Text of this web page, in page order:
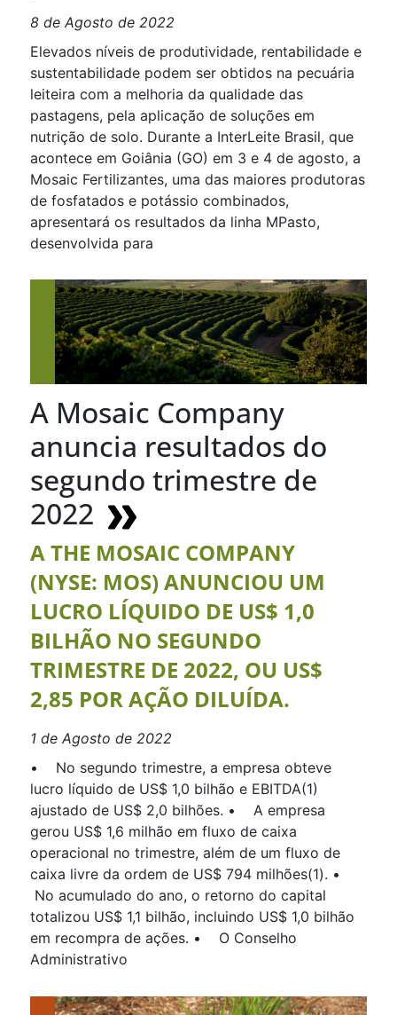
8 de Agosto de 2022
Elevados níveis de produtividade, rentabilidade e
sustentabilidade podem ser obtidos na pecuária
leiteira com a melhoria da qualidade das
pastagens, pela aplicação de soluções em
nutrição de solo. Durante a InterLeite Brasil, que
acontece em Goiânia (GO) em 3 e 4 de agosto, a
Mosaic Fertilizantes, uma das maiores produtoras
de fosfatados e potássio combinados,
apresentará os resultados da linha MPasto,
desenvolvida para
A Mosaic Company
anuncia resultados do
segundo trimestre de
2022
A THE MOSAIC COMPANY
(NYSE: MOS) ANUNCIOU UM
LUCRO LÍQUIDO DE US$ 1,0
BILHÃO NO SEGUNDO
TRIMESTRE DE 2022, OU US$
2,85 POR AÇÃO DILUÍDA.
1 de Agosto de 2022
• No segundo trimestre, a empresa obteve
lucro líquido de US$ 1,0 bilhão e EBITDA(1)
ajustado de US$ 2,0 bilhões. • A empresa
gerou US$ 1,6 milhão em fluxo de caixa
operacional no trimestre, além de um fluxo de
caixa livre da ordem de US$ 794 milhões(1). •
No acumulado do ano, o retorno do capital
totalizou US$ 1,1 bilhão, incluindo US$ 1,0 bilhão
em recompra de ações. • O Conselho
Administrativo